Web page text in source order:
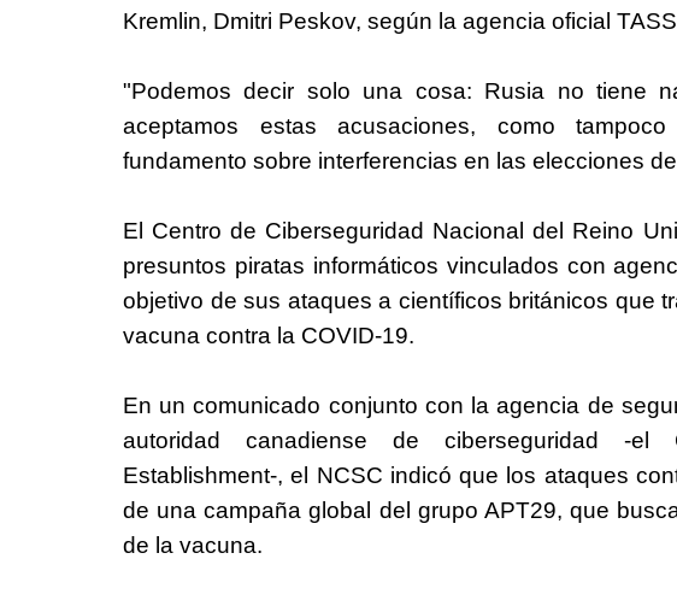
Kremlin, Dmitri Peskov, según la agencia oficial
"Podemos decir solo una cosa: Rusia no tiene
aceptamos estas acusaciones, como
fundamento sobre interferencias en las elecciones
El Centro de Ciberseguridad Nacional del Reino
presuntos piratas informáticos vinculados con
objetivo de sus ataques a científicos británicos que
vacuna contra la COVID-19.
En un comunicado conjunto con la agencia de
autoridad canadiense de ciberseguridad -el
Establishment-, el NCSC indicó que los ataques
de una campaña global del grupo APT29, que
de la vacuna.